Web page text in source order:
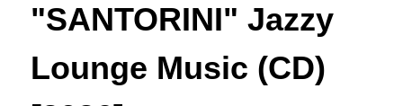
"SANTORINI" Jazzy
Lounge Music (CD)